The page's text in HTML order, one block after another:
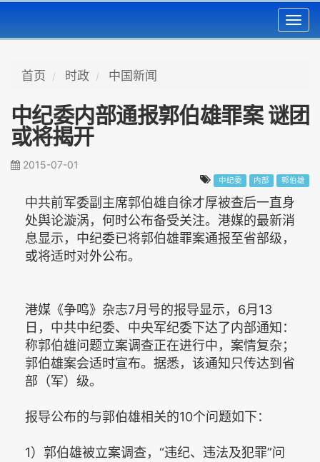
首页 时政 中国新闻
中纪委内部通报郭伯雄罪案 谜团
或将揭开
2015-07-01
中纪委 内部 郭伯雄
中共前军委副主席郭伯雄自徐才厚被查后一直身
处舆论漩涡，何时公布备受关注。港媒的最新消
息显示，中纪委已将郭伯雄罪案通报至省部级，
或将适时对外公布。
港媒《争鸣》杂志7月号的报导显示，6月13
日，中共中纪委、中央军纪委下达了内部通知：
称郭伯雄问题立案调查正在进行中，案情复杂；
郭伯雄案会适时宣布。据悉，该通知只传达到省
部（军）级。
报导公布的与郭伯雄相关的10个问题如下：
1）郭伯雄被立案调查，“违纪、违法及犯罪”问